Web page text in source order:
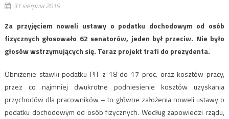
31 sierpnia 2019
Za przyjęciem noweli ustawy o podatku dochodowym od osób
fizycznych głosowało 62 senatorów, jeden był przeciw. Nie było
głosów wstrzymujących się. Teraz projekt trafi do prezydenta.
Obniżenie stawki podatku PIT z 18 do 17 proc. oraz kosztów pracy,
przez co najmniej dwukrotne podniesienie kosztów uzyskania
przychodów dla pracowników – to główne założenia noweli ustawy o
podatku dochodowym od osób fizycznych. Według zapowiedzi rządu,